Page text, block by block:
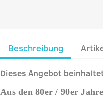
Beschreibung
Dieses Angebot
Aus den 80er / 90er